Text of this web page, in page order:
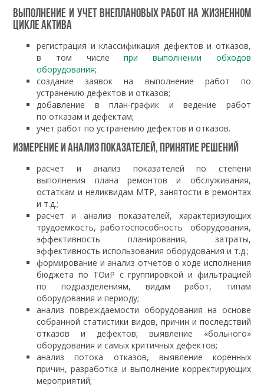
Выполнение и учет внеплановых работ на жизненном
цикле актива
регистрация и классификация дефектов и отказов,
в том числепри выполнении обходов
оборудования;
создание заявок на выполнение работ по
устранению дефектов и отказов;
добавление в план-график и ведение работ
по отказам и дефектам;
учет работ по устранению дефектов и отказов.
Измерение и анализ показателей, принятие решений
расчет и анализ показателей по степени
выполнения плана ремонтов и обслуживания,
остаткам и неликвидам МТР, занятости в ремонтах
и т.д.;
расчет и анализ показателей, характеризующих
трудоемкость, работоспособность оборудования,
эффективность планирования, затраты,
эффективность использования оборудования и т.д.;
формирование и анализ отчетов о ходе исполнения
бюджета по ТОиР с группировкой и фильтрацией
по подразделениям, видам работ, типам
оборудования и периоду;
анализ повреждаемости оборудования на основе
собранной статистики видов, причин и последствий
отказов и дефектов; выявление «больного»
оборудования и самых критичных дефектов;
анализ потока отказов, выявление коренных
причин, разработка и выполнение корректирующих
мероприятий;